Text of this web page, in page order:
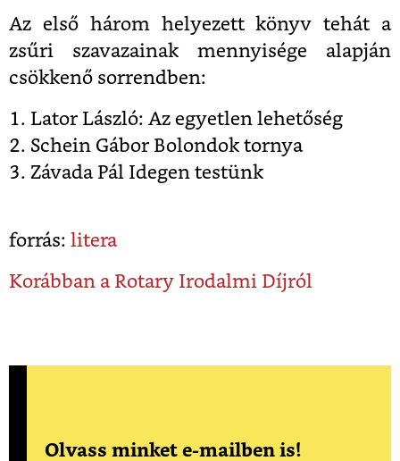
Az első három helyezett könyv tehát a
zsűri szavazainak mennyisége alapján
csökkenő sorrendben:
1. Lator László: Az egyetlen lehetőség
2. Schein Gábor Bolondok tornya
3. Závada Pál Idegen testünk
forrás: litera
Korábban a Rotary Irodalmi Díjról
Olvass minket e-mailben is!